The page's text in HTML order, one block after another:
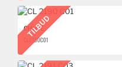
TILBUD
CHLOÉ
CL 2190 C01